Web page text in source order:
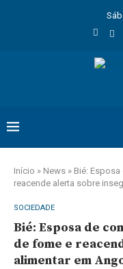
Início » News » Bié:
reacende alerta sobre
SOCIEDADE
Bié: Esposa de
de fome e
alimentar em